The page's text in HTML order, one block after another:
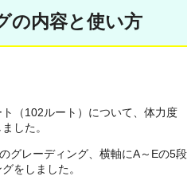
内容と使い方
（102ルート）について、体力度
した。
グレーディング、横軸にA～Eの5段
をしました。